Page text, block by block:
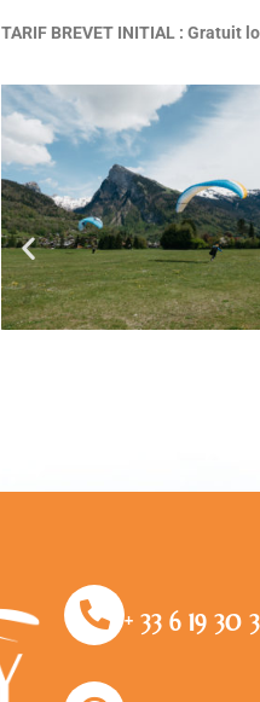
TARIF BREVET INITIAL : Gratuit
+ 33 6 19 30